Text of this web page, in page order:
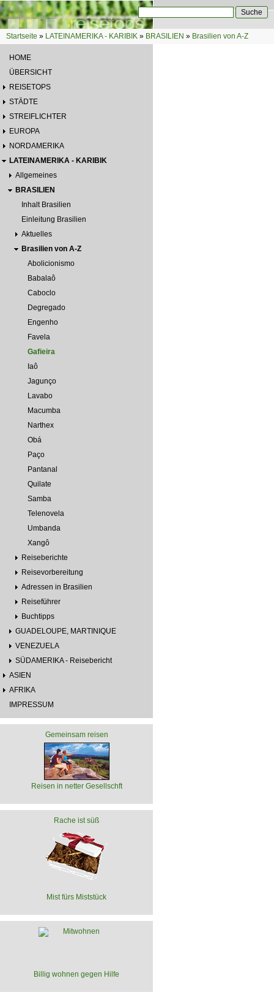
Direkt zum Inhalt
Suchformular
Sie sind hier
Startseite » LATEINAMERIKA - KARIBIK » BRASILIEN » Brasilien von A-Z
HOME
ÜBERSICHT
REISETOPS
STÄDTE
STREIFLICHTER
EUROPA
NORDAMERIKA
LATEINAMERIKA - KARIBIK
Allgemeines
BRASILIEN
Inhalt Brasilien
Einleitung Brasilien
Aktuelles
Brasilien von A-Z
Abolicionismo
Babalaô
Caboclo
Degregado
Engenho
Favela
Gafieira
Iaô
Jagunço
Lavabo
Macumba
Narthex
Obá
Paço
Pantanal
Quilate
Samba
Telenovela
Umbanda
Xangô
Reiseberichte
Reisevorbereitung
Adressen in Brasilien
Reiseführer
Buchtipps
GUADELOUPE, MARTINIQUE
VENEZUELA
SÜDAMERIKA - Reisebericht
ASIEN
AFRIKA
IMPRESSUM
Gemeinsam reisen
Reisen in netter Gesellschft
Rache ist süß
Mist fürs Miststück
Billig wohnen gegen Hilfe